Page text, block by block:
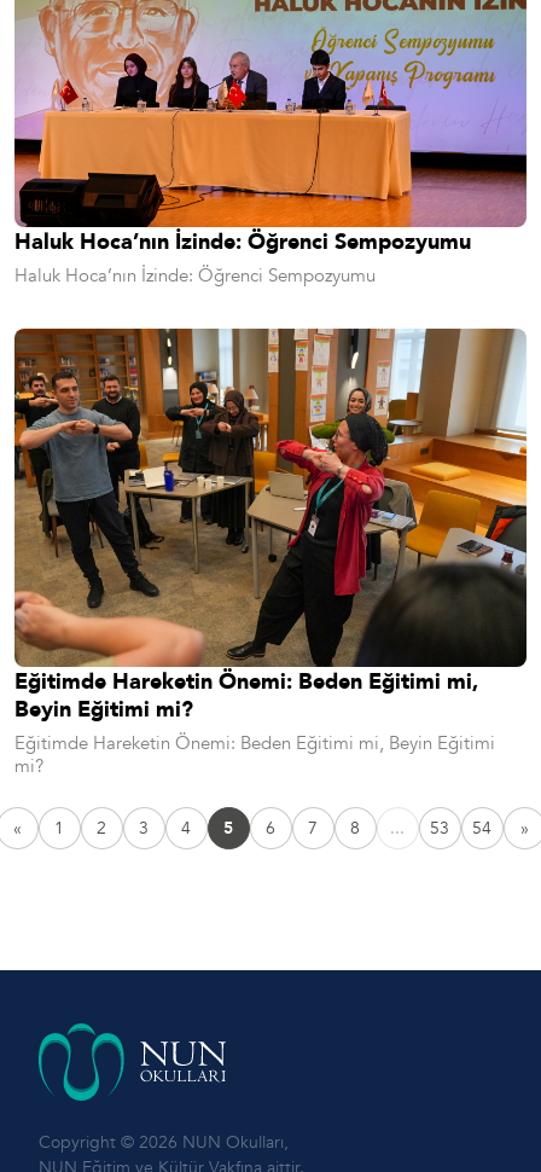
Haluk Hoca’nın İzinde: Öğrenci Sempozyumu
Haluk Hoca’nın İzinde: Öğrenci Sempozyumu
Eğitimde Hareketin Önemi: Beden Eğitimi mi,
Beyin Eğitimi mi?
Eğitimde Hareketin Önemi: Beden Eğitimi mi, Beyin Eğitimi
mi?
« 1 2 3 4 5 6 7 8 ... 53 54 »
Copyright © 2026 NUN Okulları,
NUN Eğitim ve Kültür Vakfına aittir.